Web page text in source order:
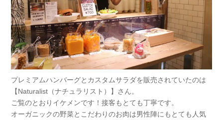
プレミアムハンバーグとカスタムサラダを販売されていたのは
【Naturalist（ナチュラリスト）】さん。
ご覧のとおりイケメンです！接客もとても丁寧です。
オーガニックの野菜とこだわりのお肉は男性陣にもとても人気